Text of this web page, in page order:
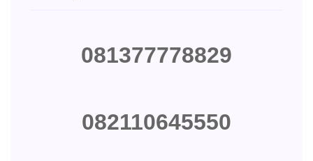
081377778829
082110645550